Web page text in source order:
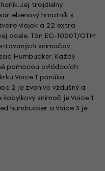
Jej trojdielny
ebenový hmatník s
vlajok a 22 extra
ocele. Tón EC-1000T/CTM
snímačov
Humbucker. Každý
pomocou ovládacích
Voice 1 ponúka
2 je zvonivo vzdušný a
snímač je Voice 1
humbucker a Voice 3 je